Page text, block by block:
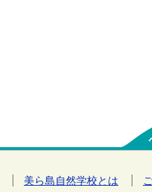
美ら島自然学校とは